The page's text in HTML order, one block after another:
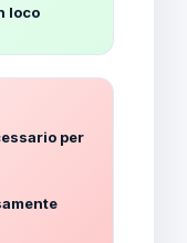
loco
per